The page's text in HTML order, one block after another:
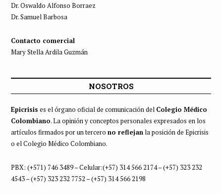
Dr. Oswaldo Alfonso Borraez
Dr. Samuel Barbosa
Contacto comercial
Mary Stella Ardila Guzmán
NOSOTROS
Epicrisis es el órgano oficial de comunicación del Colegio Médico
Colombiano. La opinión y conceptos personales expresados en los
artículos firmados por un tercero no reflejan la posición de Epicrisis
o el Colegio Médico Colombiano.
PBX: (+571) 746 3489 – Celular:(+57) 314 566 2174 – (+57) 323 232
4543 – (+57) 323 232 7752 – (+57) 314 566 2198